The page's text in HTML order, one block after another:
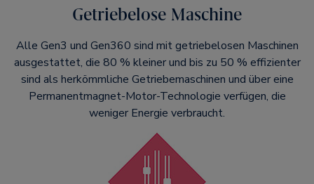
Getriebelose Maschine
Alle Gen3 und Gen360 sind mit getriebelosen Maschinen
ausgestattet, die 80 % kleiner und bis zu 50 % effizienter
sind als herkömmliche Getriebemaschinen und über eine
Permanentmagnet-Motor-Technologie verfügen, die
weniger Energie verbraucht.